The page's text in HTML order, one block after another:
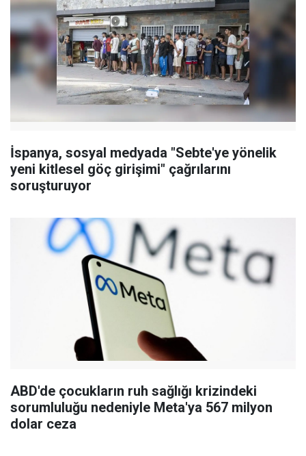
İspanya, sosyal medyada "Sebte'ye yönelik
yeni kitlesel göç girişimi" çağrılarını
soruşturuyor
ABD'de çocukların ruh sağlığı krizindeki
sorumluluğu nedeniyle Meta'ya 567 milyon
dolar ceza